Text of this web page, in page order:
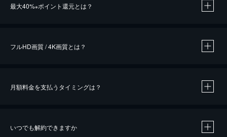
最大40%※ポイント還元とは？
※40％ポイント還元の対象は、クレジットカード決済による作品の購入 / レンタルです。
フルHD画質 / 4K画質とは？
月額料金を支払うタイミングは？
いつでも解約できますか